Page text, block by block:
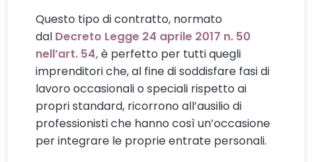
Questo tipo di contratto, normato
dal Decreto Legge 24 aprile 2017 n. 50
nell’art. 54,è perfetto per tutti quegli
imprenditori che, al fine di soddisfare fasi di
lavoro occasionali o speciali rispetto ai
propri standard, ricorrono all’ausilio di
professionisti che hanno così un’occasione
per integrare le proprie entrate personali.